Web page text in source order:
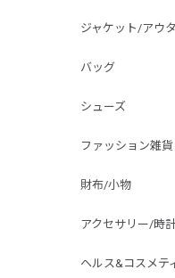
ジャケット/アウ
バッグ
シューズ
ファッション雑貨
財布/小物
アクセサリー/時
ヘルス&コスメテ
別注限定 ピグメントダイ バッ